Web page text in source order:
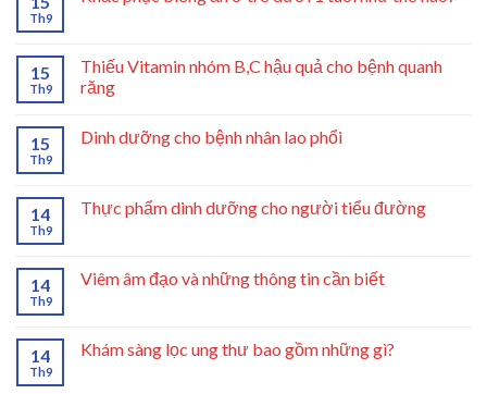
Th9
15
Th9
Thiếu Vitamin nhóm B,C hậu quả cho bệnh quanh
răng
15
Th9
Dinh dưỡng cho bệnh nhân lao phổi
14
Th9
Thực phẩm dinh dưỡng cho người tiểu đường
14
Th9
Viêm âm đạo và những thông tin cần biết
14
Th9
Khám sàng lọc ung thư bao gồm những gì?